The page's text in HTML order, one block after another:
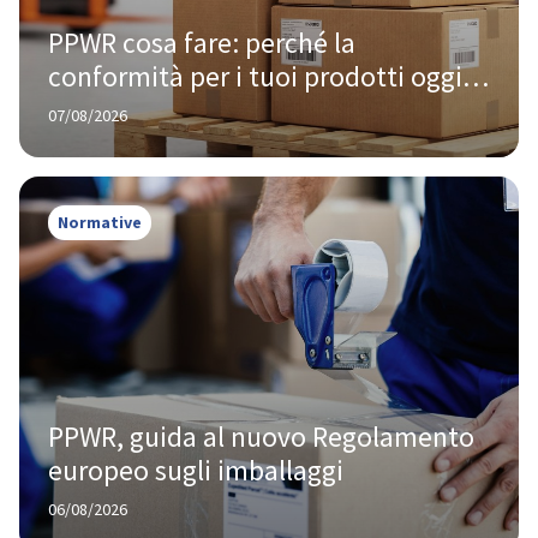
PPWR cosa fare: perché la
conformità per i tuoi prodotti oggi
te la chiede Amazon, non Bruxelles
07/08/2026
Normative
PPWR, guida al nuovo Regolamento
europeo sugli imballaggi
06/08/2026